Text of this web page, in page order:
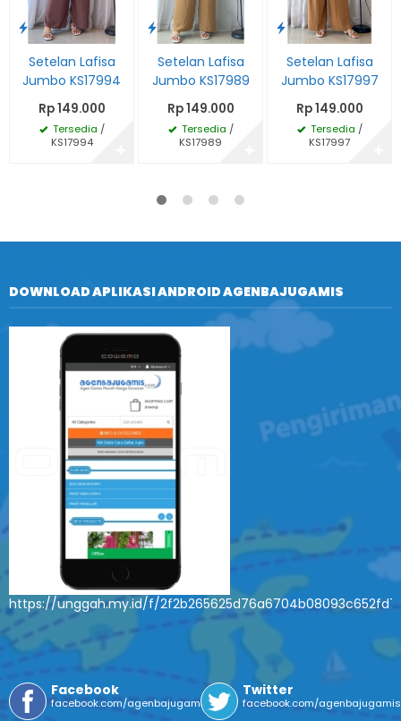
Setelan Lafisa
Jumbo KS17994
Rp 149.000
Tersedia /
KS17994
Setelan Lafisa
Jumbo KS17989
Rp 149.000
Tersedia /
KS17989
Setelan Lafisa
Jumbo KS17997
Rp 149.000
Tersedia /
KS17997
DOWNLOAD APLIKASI ANDROID AGENBAJUGAMIS
https://unggah.my.id/f/
Facebook
facebook.com/agenbajugamis
Twitter
facebook.com/